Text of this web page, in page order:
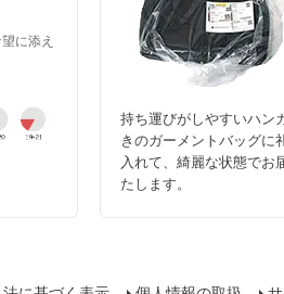
に添え
持ち運びがしやすいハン
きのガーメントバッグに
入れて、綺麗な状態でお
たします。